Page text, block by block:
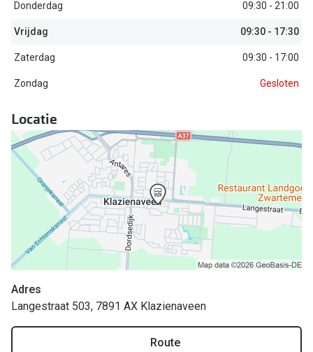
Merken
Ray-Ban
DbyD
Michael Kors
Emporio Armani
Unofficial
Ralph Lauren
Alle brillen merken
Biofinity
Dailies
Alle
Doe de
Lenzen
Alles
Donderdag 09:30 - 21:00
Vrijdag 09:30 - 17:30
Zaterdag 09:30 - 17:00
Zondag Gesloten
Locatie
Adres
Langestraat 503, 7891 AX Klazienaveen
Route